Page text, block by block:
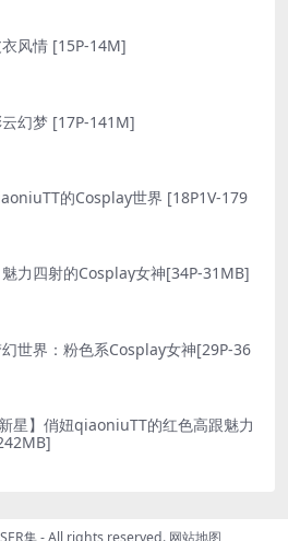
风情 [15P-14M]
幻梦 [17P-141M]
的Cosplay世界 [18P1V-179
力四射的Cosplay女神[34P-31MB]
世界：粉色系Cosplay女神[29P-36
星】俏妞qiaoniuTT的红色高跟魅力